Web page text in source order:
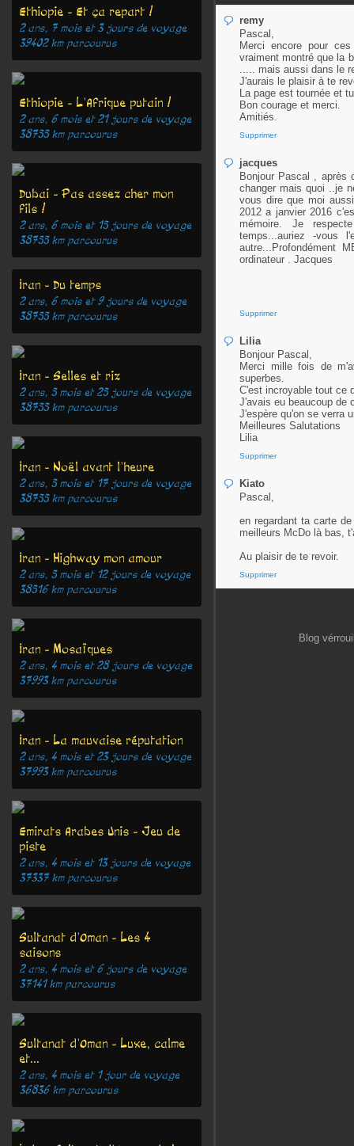
Ethiopie - Et ça repart !
2 ans, 7 mois et 3 jours de voyage
39402km parcourus
Ethiopie - L'Afrique putain !
2 ans, 6 mois et 21 jours de voyage
38755km parcourus
Dubai - Pas assez cher mon
fils !
2 ans, 6 mois et 15 jours de voyage
38755km parcourus
Iran - Du temps
2 ans, 6 mois et 9 jours de voyage
38755km parcourus
Iran - Selles et riz
2 ans, 5 mois et 25 jours de voyage
38755km parcourus
Iran - Noël avant l'heure
2 ans, 5 mois et 17 jours de voyage
38755km parcourus
Iran - Highway mon amour
2 ans, 5 mois et 12 jours de voyage
38516km parcourus
Iran - Mosaïques
2 ans, 4 mois et 28 jours de voyage
37993km parcourus
Iran - La mauvaise réputation
2 ans, 4 mois et 23 jours de voyage
37993km parcourus
Emirats Arabes Unis - Jeu de
piste
2 ans, 4 mois et 13 jours de voyage
37337km parcourus
Sultanat d'Oman - Les 4
saisons
2 ans, 4 mois et 6 jours de voyage
37141km parcourus
Sultanat d'Oman - Luxe, calme
et...
2 ans, 4 mois et 1 jour de voyage
36836km parcourus
remy
Pascal,
Merci encore pour
vraiment montré que la
..... mais aussi dans le
J'aurais le plaisir à te
La page est tournée et
Bon courage et merci.
Amitiés.
Supprimer
jacques
Bonjour Pascal , après
changer mais quoi ..je
vous dire que moi
2012 a janvier 2016
mémoire. Je
temps...auriez -vous
autre...Profondément
ordinateur . Jacques
Supprimer
Lilia
Bonjour Pascal,
Merci mille fois de
superbes.
C'est incroyable tout ce
J'avais eu beaucoup de
J'espère qu'on se verra
Meilleures Salutations
Lilia
Supprimer
Kiato
Pascal,
en regardant ta carte
meilleurs McDo là bas,
Au plaisir de te revoir.
Supprimer
Blog